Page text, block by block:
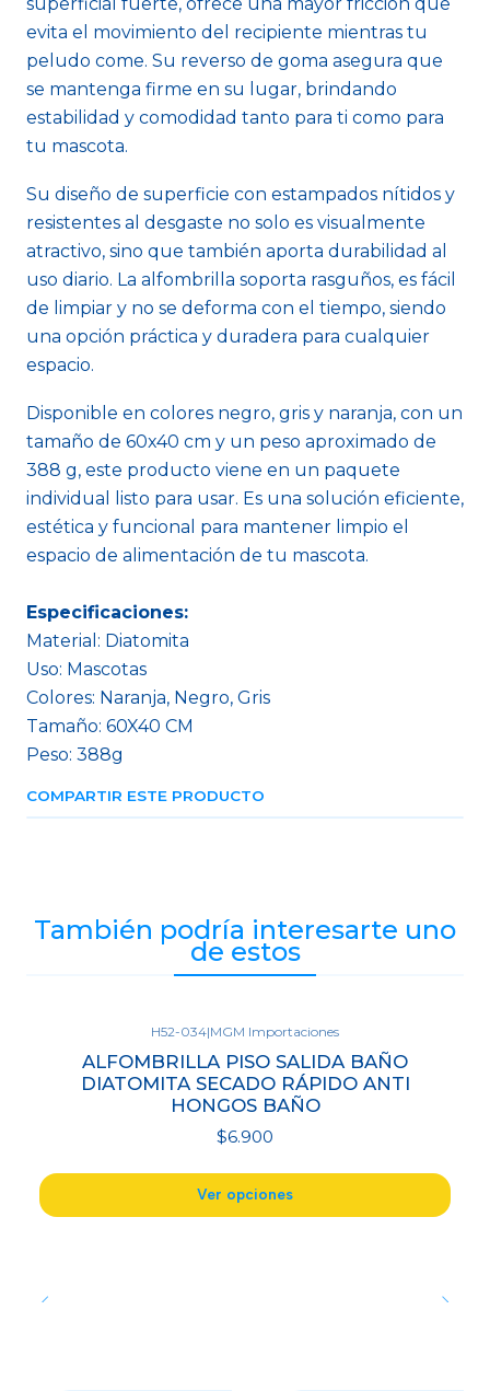
evita el movimiento del recipiente mientras tu
peludo come. Su reverso de goma asegura que
se mantenga firme en su lugar, brindando
estabilidad y comodidad tanto para ti como para
tu mascota.
Su diseño de superficie con estampados nítidos y
resistentes al desgaste no solo es visualmente
atractivo, sino que también aporta durabilidad al
uso diario. La alfombrilla soporta rasguños, es fácil
de limpiar y no se deforma con el tiempo, siendo
una opción práctica y duradera para cualquier
espacio.
Disponible en colores negro, gris y naranja, con un
tamaño de 60x40 cm y un peso aproximado de
388 g, este producto viene en un paquete
individual listo para usar. Es una solución eficiente,
estética y funcional para mantener limpio el
espacio de alimentación de tu mascota.
Especificaciones:
Material: Diatomita
Uso: Mascotas
Colores: Naranja, Negro, Gris
Tamaño: 60X40 CM
Peso: 388g
COMPARTIR ESTE PRODUCTO
También podría interesarte uno
de estos
H52-034|MGM Importaciones
ALFOMBRILLA PISO SALIDA BAÑO
DIATOMITA SECADO RÁPIDO ANTI
HONGOS BAÑO
$6.900
Ver opciones